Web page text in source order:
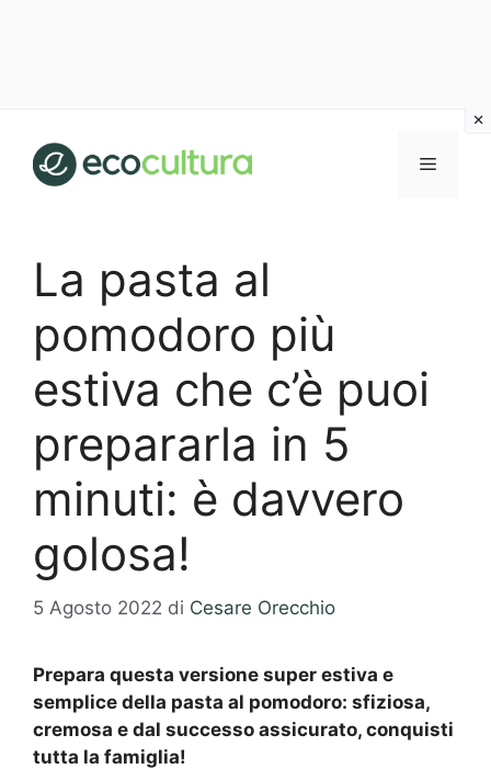
contenuto
MENU
La pasta al
pomodoro più
estiva che c’è puoi
prepararla in 5
minuti: è davvero
golosa!
5 Agosto 2022 di Cesare Orecchio
Prepara questa versione super estiva e
semplice della pasta al pomodoro: sfiziosa,
cremosa e dal successo assicurato, conquisti
tutta la famiglia!